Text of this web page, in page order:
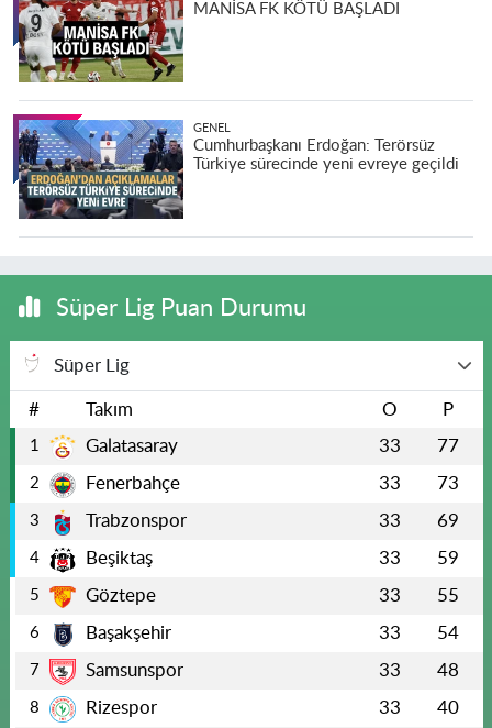
MANİSA FK KÖTÜ BAŞLADI
GENEL
Cumhurbaşkanı Erdoğan: Terörsüz
Türkiye sürecinde yeni evreye geçildi
Süper Lig Puan Durumu
Süper Lig
# Takım O P
1 Galatasaray 33 77
2 Fenerbahçe 33 73
3 Trabzonspor 33 69
4 Beşiktaş 33 59
5 Göztepe 33 55
6 Başakşehir 33 54
7 Samsunspor 33 48
8 Rizespor 33 40